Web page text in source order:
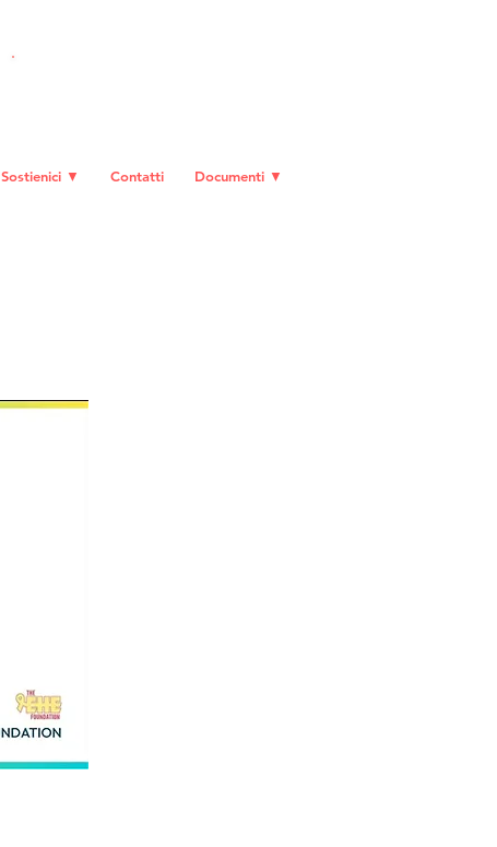
Sostienici ▼ Contatti Documenti ▼